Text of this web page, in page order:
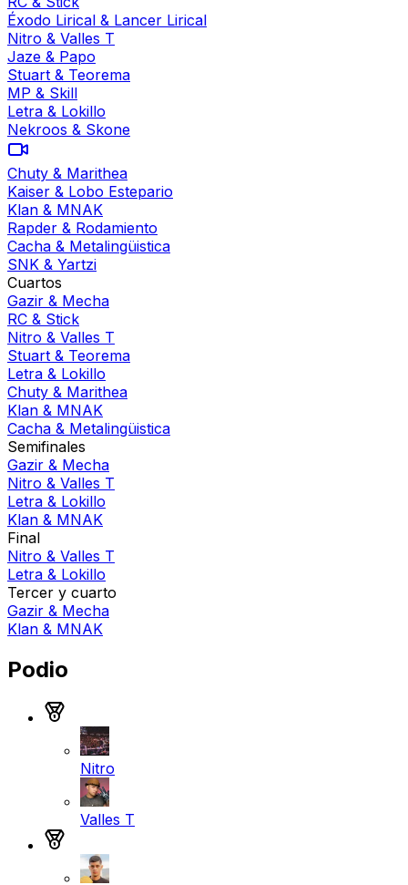
Éxodo Lirical & Lancer Lirical
Nitro & Valles T
Jaze & Papo
Stuart & Teorema
MP & Skill
Letra & Lokillo
Nekroos & Skone
Chuty & Marithea
Kaiser & Lobo Estepario
Klan & MNAK
Rapder & Rodamiento
Cacha & Metalingüistica
SNK & Yartzi
Cuartos
Gazir & Mecha
RC & Stick
Nitro & Valles T
Stuart & Teorema
Letra & Lokillo
Chuty & Marithea
Klan & MNAK
Cacha & Metalingüistica
Semifinales
Gazir & Mecha
Nitro & Valles T
Letra & Lokillo
Klan & MNAK
Final
Nitro & Valles T
Letra & Lokillo
Tercer y cuarto
Gazir & Mecha
Klan & MNAK
Podio
Nitro
Valles T